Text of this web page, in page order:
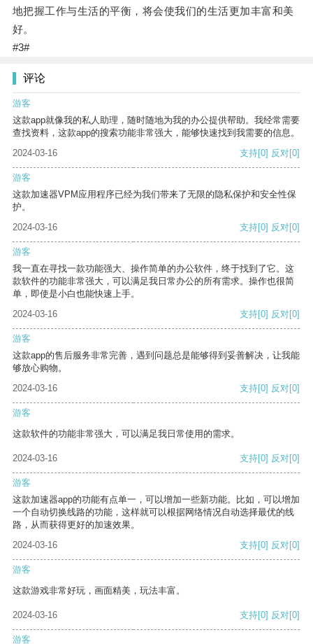
地把握工作与生活的平衡，将会使我们的生活更加丰富和美
好。
#3#
评论
游客
这款app就像我的私人助理，随时随地为我的办公提供帮助。我经常需要
查找资料，这款app的搜索功能非常强大，能够快速找到我需要的信息。
2024-03-16
支持[0] 反对[0]
游客
这款加速器VPM应用程序已经为我们带来了无限的隐私保护和安全性保
护。
2024-03-16
支持[0] 反对[0]
游客
我一直在寻找一款功能强大、操作简单的办公软件，终于找到了它。这
款软件的功能非常强大，可以满足我日常办公的所有需求。操作也很简
单，即使是小白也能快速上手。
2024-03-16
支持[0] 反对[0]
游客
这款app的售后服务非常完善，遇到问题总是能够得到妥善解决，让我能
够放心购物。
2024-03-16
支持[0] 反对[0]
游客
这款软件的功能非常强大，可以满足我日常使用的需求。
2024-03-16 支持[0] 反对[0]
游客
这款加速器app的功能有点单一，可以增加一些新功能。比如，可以增加
一个自动切换线路的功能，这样就可以根据网络情况自动选择最优的线
路，从而获得更好的加速效果。
2024-03-16
支持[0] 反对[0]
游客
这款游戏非常好玩，画面精美，玩法丰富。
2024-03-16 支持[0] 反对[0]
游客